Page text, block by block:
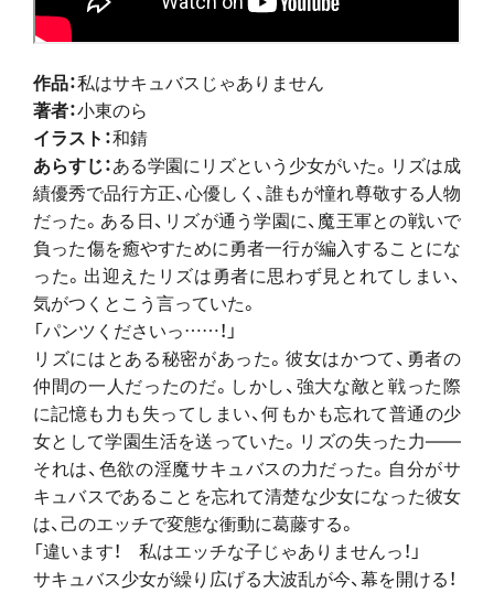
作品：私はサキュバスじゃありません
著者：小東のら
イラスト：和錆
あらすじ：ある学園にリズという少女がいた。リズは成
績優秀で品行方正、心優しく、誰もが憧れ尊敬する人物
だった。ある日、リズが通う学園に、魔王軍との戦いで
負った傷を癒やすために勇者一行が編入することにな
った。出迎えたリズは勇者に思わず見とれてしまい、
気がつくとこう言っていた。
「パンツくださいっ……！」
リズにはとある秘密があった。彼女はかつて、勇者の
仲間の一人だったのだ。しかし、強大な敵と戦った際
に記憶も力も失ってしまい、何もかも忘れて普通の少
女として学園生活を送っていた。リズの失った力――
それは、色欲の淫魔サキュバスの力だった。自分がサ
キュバスであることを忘れて清楚な少女になった彼女
は、己のエッチで変態な衝動に葛藤する。
「違います！ 私はエッチな子じゃありませんっ！」
サキュバス少女が繰り広げる大波乱が今、幕を開ける！